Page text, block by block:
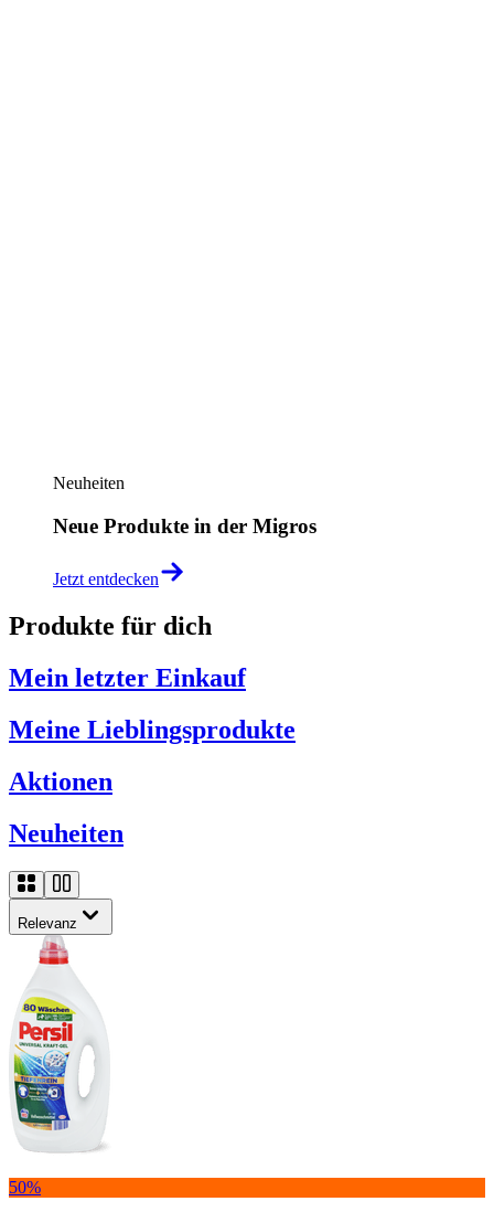
Neuheiten
Neue Produkte in der Migros
Jetzt entdecken
Produkte für dich
Mein letzter Einkauf
Meine Lieblingsprodukte
Aktionen
Neuheiten
Relevanz
50%